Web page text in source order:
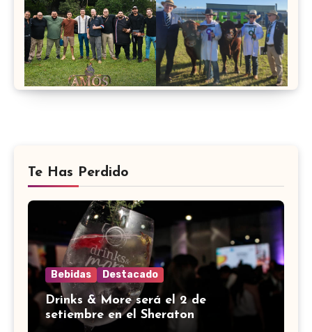
Te Has Perdido
Bebidas Destacado
Drinks & More será el 2 de
setiembre en el Sheraton